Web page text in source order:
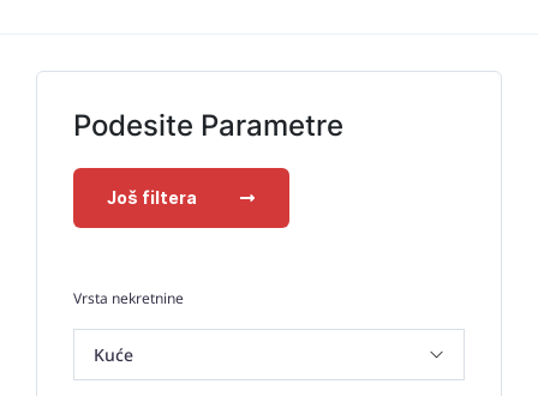
Podesite Parametre
Još filtera
Vrsta nekretnine